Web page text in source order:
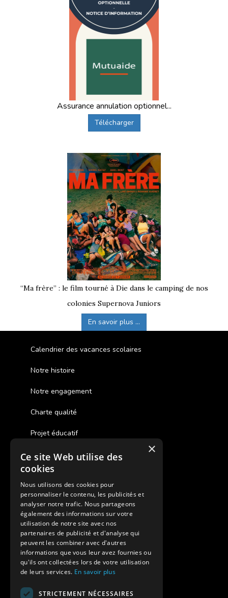
Assurance annulation optionnel...
Télécharger
“Ma frère” : le film tourné à Die dans le camping de nos
colonies Supernova Juniors
En savoir plus ...
Calendrier des vacances scolaires
Notre histoire
Notre engagement
Charte qualité
Projet éducatif
Des colonies de vacances inclusives
Assurances annulations
Aides financières pour partir en colonie
Charte de confidentialité
Vacances Adaptées Adulte Supernova
×
Ce site Web utilise des
cookies
Nous utilisons des cookies pour
personnaliser le contenu, les publicités et
analyser notre trafic. Nous partageons
également des informations sur votre
utilisation de notre site avec nos
partenaires de publicité et d'analyse qui
peuvent les combiner avec d'autres
informations que vous leur avez fournies ou
qu'ils ont collectées lors de votre utilisation
de leurs services. En savoir plus
STRICTEMENT NÉCESSAIRES